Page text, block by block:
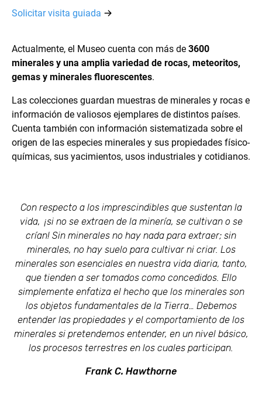
Actualmente, el Museo cuenta con más de 3600
minerales y una amplia variedad de rocas, meteoritos,
gemas y minerales fluorescentes.
Las colecciones guardan muestras de minerales y rocas e
información de valiosos ejemplares de distintos países.
Cuenta también con información sistematizada sobre el
origen de las especies minerales y sus propiedades físico-
químicas, sus yacimientos, usos industriales y cotidianos.
Con respecto a los imprescindibles que sustentan la
vida, ¡ si no se extraen de la minería, se cultivan o se
crían! Sin minerales no hay nada para extraer; sin
minerales, no hay suelo para cultivar ni criar. Los
minerales son esenciales en nuestra vida diaria, tanto,
que tienden a ser tomados como concedidos. Ello
simplemente enfatiza el hecho que los minerales son
los objetos fundamentales de la Tierra… Debemos
entender las propiedades y el comportamiento de los
minerales si pretendemos entender, en un nivel básico,
los procesos terrestres en los cuales participan.
Frank C. Hawthorne
Solicitar visita guiada